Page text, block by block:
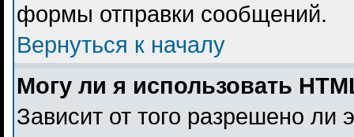
формы отправки сообщений.
Вернуться к началу
Могу ли я использовать
Зависит от того разрешено ли